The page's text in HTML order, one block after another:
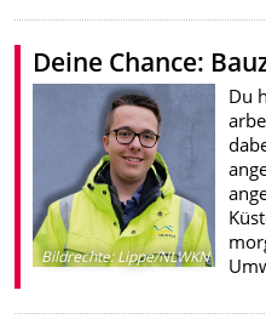
Deine Chance:
Bildrechte:Lippe/NLWKN
Du